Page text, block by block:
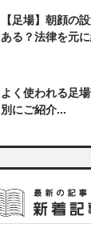
【足場】朝顔の
ある？法律を元
よく使われる足
別にご紹介...